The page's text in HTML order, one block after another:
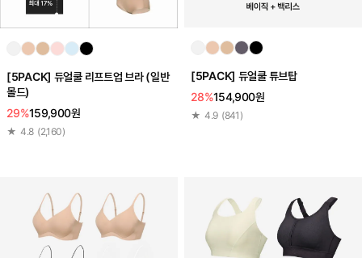
[5PACK] 듀얼쿨 리프트업 브라 (일반
몰드)
29%159,900원
★ 4.8 (2,160)
[5PACK] 듀얼쿨 튜브탑
28%154,900원
★ 4.9 (841 )